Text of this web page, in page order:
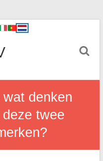
denken
twee